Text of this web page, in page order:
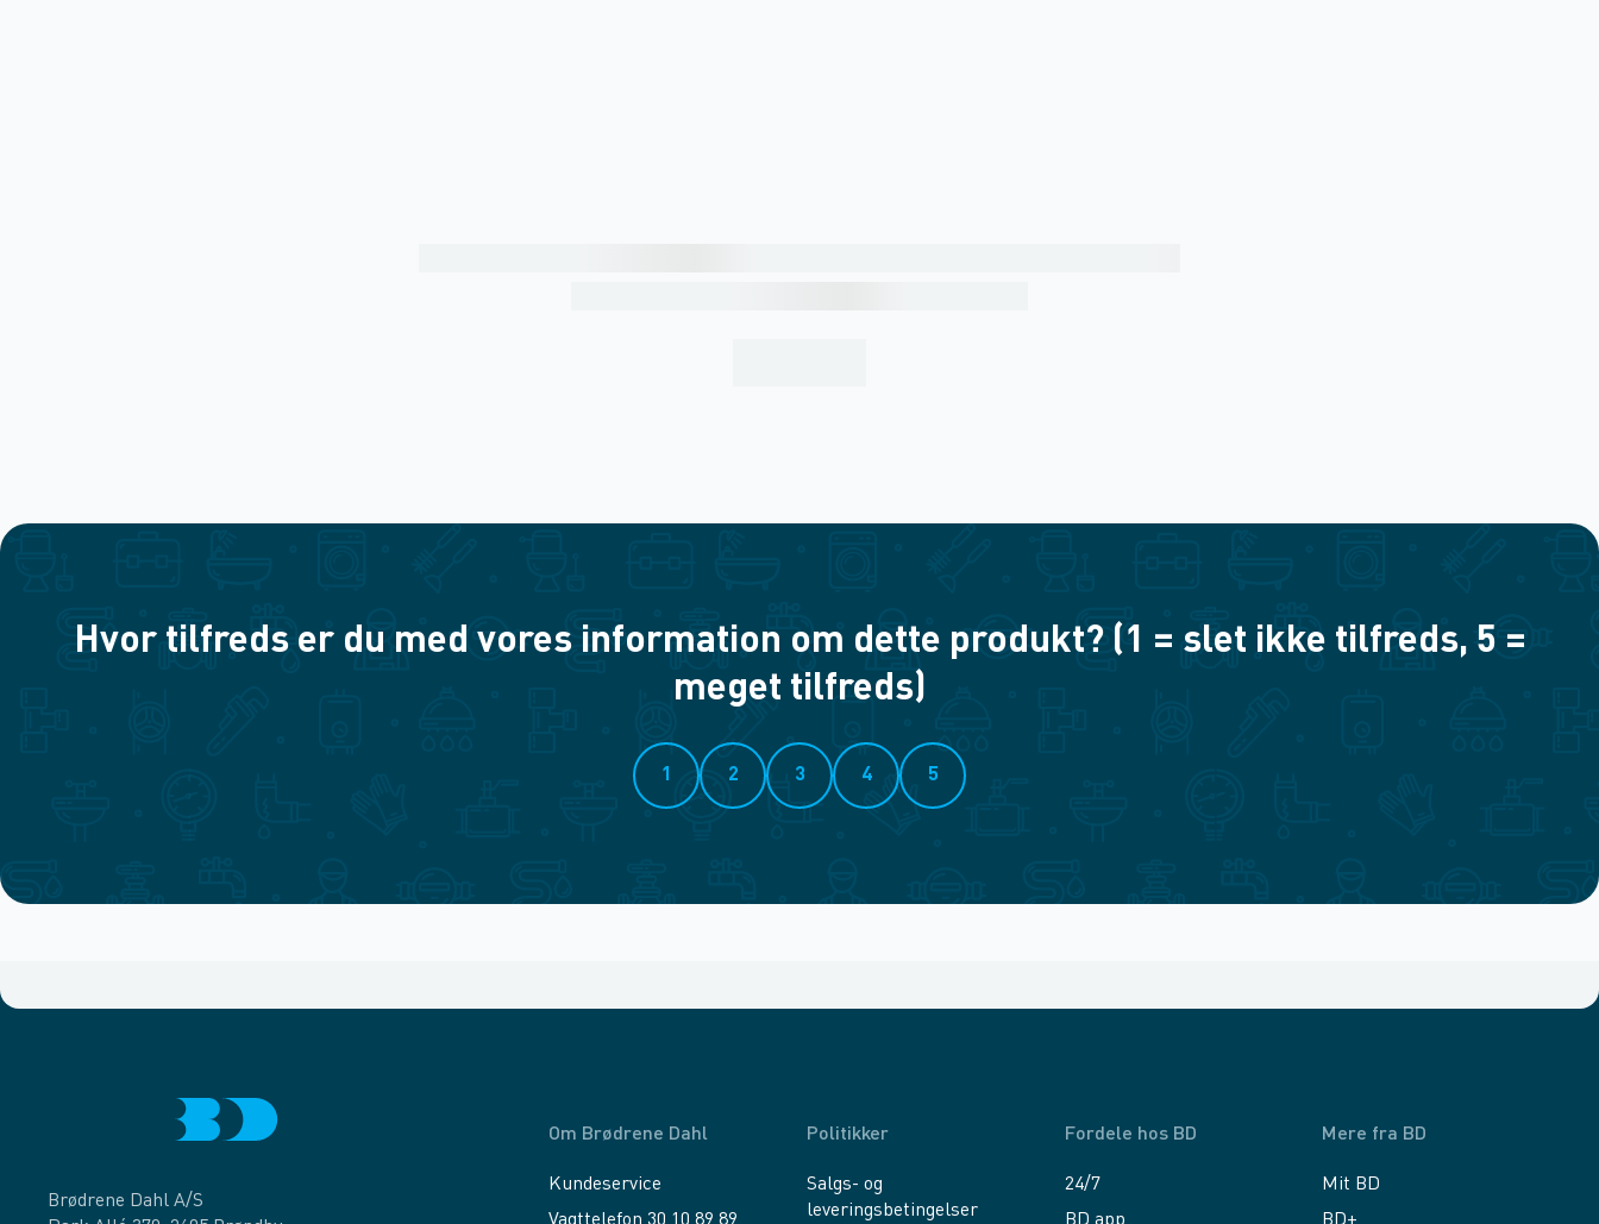
Hvor tilfreds er du med vores information om dette produkt? (1 = slet ikke tilfreds, 5 =
meget tilfreds)
1 2 3 4 5
Brødrene Dahl A/S
Om Brødrene Dahl
Kundeservice
Politikker
Salgs- og
leveringsbetingelser
Fordele hos BD
24/7
Mere fra BD
Mit BD